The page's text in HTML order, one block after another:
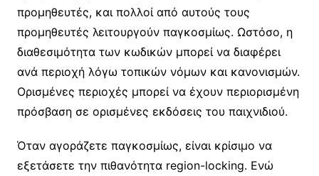
προμηθευτές, και πολλοί από αυτούς τους
προμηθευτές λειτουργούν παγκοσμίως. Ωστόσο, η
διαθεσιμότητα των κωδικών μπορεί να διαφέρει
ανά περιοχή λόγω τοπικών νόμων και κανονισμών.
Ορισμένες περιοχές μπορεί να έχουν περιορισμένη
πρόσβαση σε ορισμένες εκδόσεις του παιχνιδιού.
Όταν αγοράζετε παγκοσμίως, είναι κρίσιμο να
εξετάσετε την πιθανότητα region-locking. Ενώ